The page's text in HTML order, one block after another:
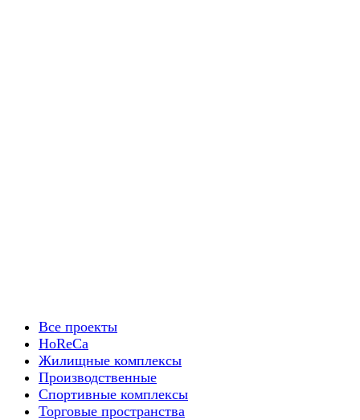
Все проекты
HoReCa
Жилищные комплексы
Производственные
Спортивные комплексы
Торговые пространства